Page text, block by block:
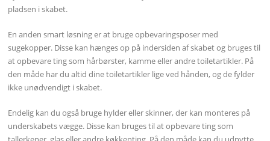
pladsen i skabet.
En anden smart løsning er at bruge opbevaringsposer med
sugekopper. Disse kan hænges op på indersiden af skabet og bruges til
at opbevare ting som hårbørster, kamme eller andre toiletartikler. På
den måde har du altid dine toiletartikler lige ved hånden, og de fylder
ikke unødvendigt i skabet.
Endelig kan du også bruge hylder eller skinner, der kan monteres på
underskabets vægge. Disse kan bruges til at opbevare ting som